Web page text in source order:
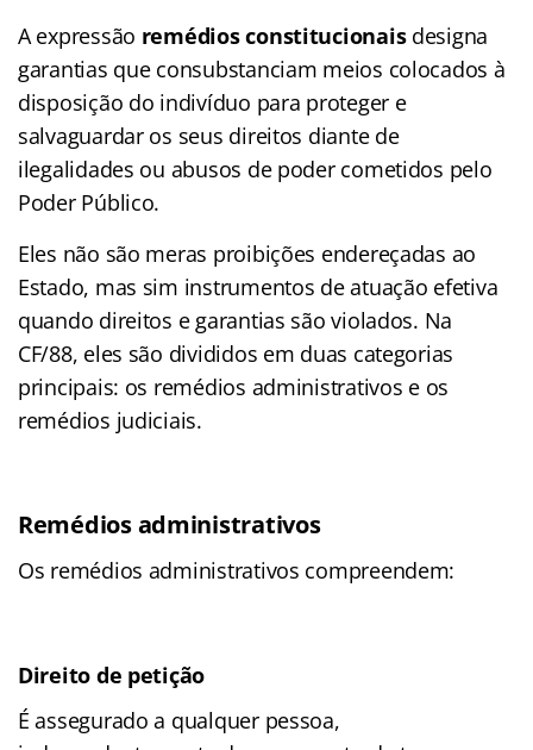
A expressão remédios constitucionaisdesigna
garantias que consubstanciam meios colocados à
disposição do indivíduo para proteger e
salvaguardar os seus direitos diante de
ilegalidades ou abusos de poder cometidos pelo
Poder Público.
Eles não são meras proibições endereçadas ao
Estado, mas sim instrumentos de atuação efetiva
quando direitos e garantias são violados. Na
CF/88, eles são divididos em duas categorias
principais: os remédios administrativos e os
remédios judiciais.
Remédios administrativos
Os remédios administrativos compreendem:
Direito de petição
É assegurado a qualquer pessoa,